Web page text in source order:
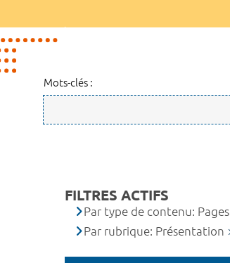
Mots-clés :
FILTRES ACTIFS
Par type de contenu: Pages
Par rubrique: Présentation